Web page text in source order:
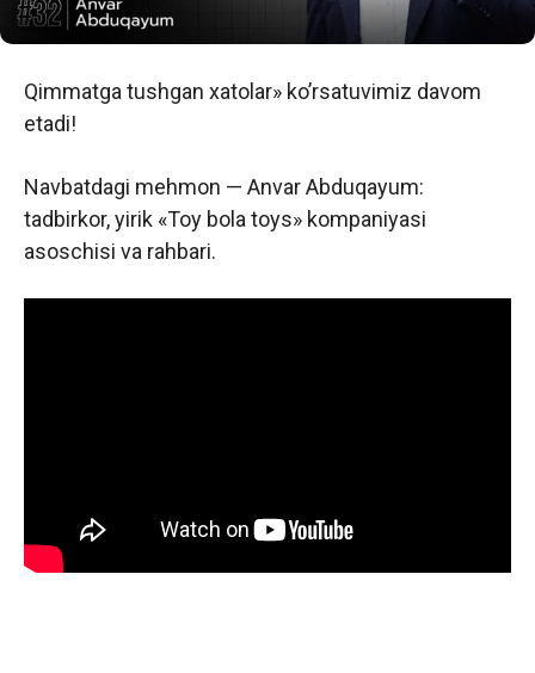
Qimmatga tushgan xatolar» ko’rsatuvimiz davom
etadi!
Navbatdagi mehmon — Anvar Abduqayum:
tadbirkor, yirik «Toy bola toys» kompaniyasi
asoschisi va rahbari.